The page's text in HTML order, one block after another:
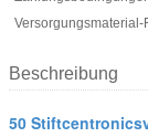
Versorgungsmaterial-
Beschreibung
50